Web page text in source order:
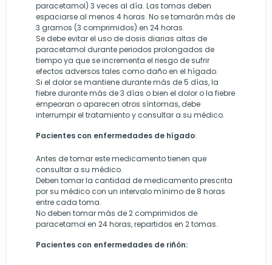
paracetamol) 3 veces al día. Las tomas deben
espaciarse al menos 4 horas. No se tomarán más de
3 gramos (3 comprimidos) en 24 horas.
Se debe evitar el uso de dosis diarias altas de
paracetamol durante periodos prolongados de
tiempo ya que se incrementa el riesgo de sufrir
efectos adversos tales como daño en el hígado.
Si el dolor se mantiene durante más de 5 días, la
fiebre durante más de 3 días o bien el dolor o la fiebre
empeoran o aparecen otros síntomas, debe
interrumpir el tratamiento y consultar a su médico.
Pacientes con enfermedades de hígado:
Antes de tomar este medicamento tienen que
consultar a su médico.
Deben tomar la cantidad de medicamento prescrita
por su médico con un intervalo mínimo de 8 horas
entre cada toma.
No deben tomar más de 2 comprimidos de
paracetamol en 24 horas, repartidos en 2 tomas.
Pacientes con enfermedades de riñón: